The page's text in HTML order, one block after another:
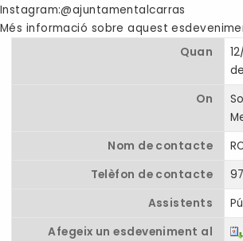
Instagram:@ajuntamentalcarras
Més informació sobre aquest
Quan
de
On
Nom de contacte
Telèfon de contacte
Assistents
Afegeix un esdeveniment al